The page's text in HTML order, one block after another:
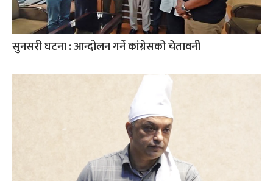
सुनसरी घटना : आन्दोलन गर्ने कांग्रेसको चेतावनी